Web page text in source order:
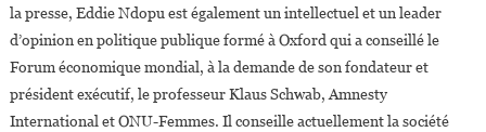
la presse, Eddie Ndopu est également un intellectuel et un leader
d’opinion en politique publique formé à Oxford qui a conseillé le
Forum économique mondial, à la demande de son fondateur et
président exécutif, le professeur Klaus Schwab, Amnesty
International et ONU-Femmes. Il conseille actuellement la société